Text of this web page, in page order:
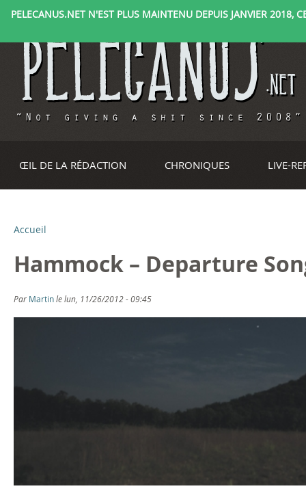
PELECANUS.NET N'EST PLUS MAINTENU DEPUIS JANVIER 2018,
ŒIL DE LA RÉDACTION CHRONIQUES LIVE-
V
o
u
s
Accueil
Hammock – Departure
Par Martinle lun, 11/26/2012 - 09:45